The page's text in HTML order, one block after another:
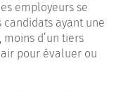
employeurs se
ayant une
d’un tiers
pour évaluer ou